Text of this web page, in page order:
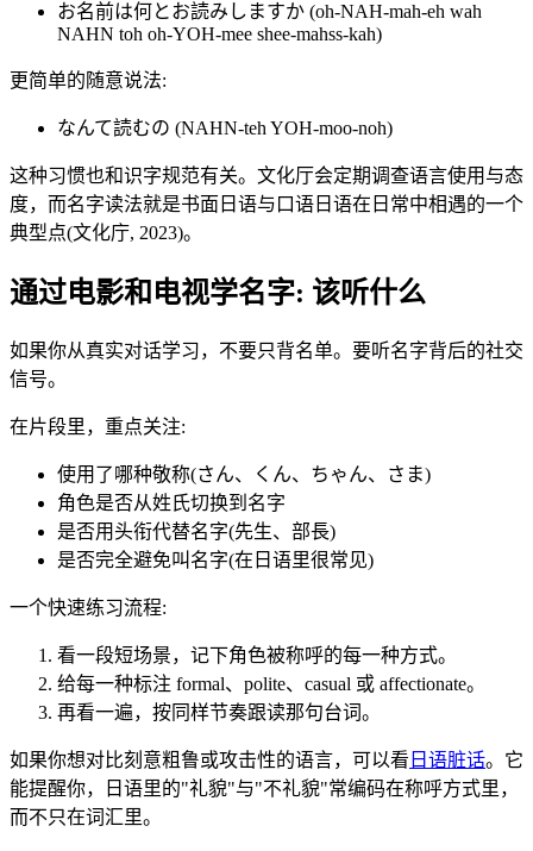
お名前は何とお読みしますか (oh-NAH-mah-eh wah
NAHN toh oh-YOH-mee shee-mahss-kah)
更简单的随意说法:
なんて読むの (NAHN-teh YOH-moo-noh)
这种习惯也和识字规范有关。文化厅会定期调查语言使用与态
度，而名字读法就是书面日语与口语日语在日常中相遇的一个
典型点(文化庁, 2023)。
通过电影和电视学名字: 该听什么
如果你从真实对话学习，不要只背名单。要听名字背后的社交
信号。
在片段里，重点关注:
使用了哪种敬称(さん、くん、ちゃん、さま)
角色是否从姓氏切换到名字
是否用头衔代替名字(先生、部長)
是否完全避免叫名字(在日语里很常见)
一个快速练习流程:
看一段短场景，记下角色被称呼的每一种方式。
给每一种标注 formal、polite、casual 或 affectionate。
再看一遍，按同样节奏跟读那句台词。
如果你想对比刻意粗鲁或攻击性的语言，可以看 日语脏话。它
能提醒你，日语里的"礼貌"与"不礼貌"常编码在称呼方式里，
而不只在词汇里。